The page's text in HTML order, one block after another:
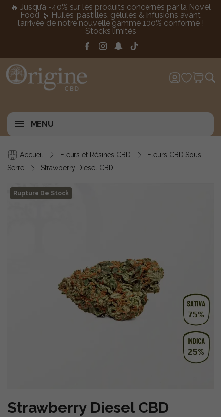
🔥 Jusqu’à -40% sur les produits concernés par la Novel
Food 🌿 Huiles, pastilles, gélules & infusions avant
l’arrivée de notre nouvelle gamme 100% conforme !
Stocks limités
MENU
Accueil Fleurs et Résines CBD
Fleurs CBD Sous
Serre
Strawberry Diesel CBD
Rupture De Stock
Strawberry Diesel CBD